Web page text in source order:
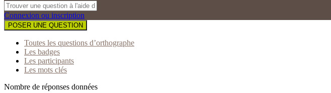
Connexion ou inscription
POSER UNE QUESTION
Toutes les questions d’orthographe
Les badges
Les participants
Les mots clés
Nombre de réponses données